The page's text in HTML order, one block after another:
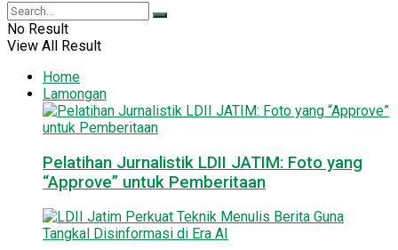
No Result
View All Result
Home
Lamongan
Pelatihan Jurnalistik LDII JATIM: Foto yang
“Approve” untuk Pemberitaan